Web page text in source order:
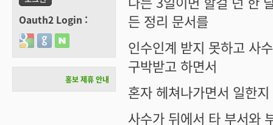
든 정리 문서를
인수인계 받지 못하고 사
구박받고 하면서
혼자 헤쳐나가면서 일한
사수가 뒤에서 타 부서와
Oauth2 Login :
Login with Google
Login with GitHub
Login with Naver
홍보 제휴 안내